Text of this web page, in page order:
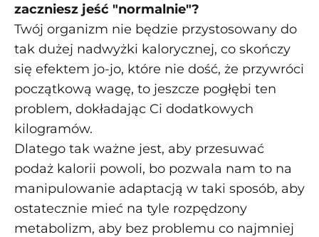
zaczniesz jeść "normalnie"?
Twój organizm nie będzie przystosowany do
tak dużej nadwyżki kalorycznej, co skończy
się efektem jo-jo, które nie dość, że przywróci
początkową wagę, to jeszcze pogłębi ten
problem, dokładając Ci dodatkowych
kilogramów.
Dlatego tak ważne jest, aby przesuwać
podaż kalorii powoli, bo pozwala nam to na
manipulowanie adaptacją w taki sposób, aby
ostatecznie mieć na tyle rozpędzony
metabolizm, aby bez problemu co najmniej